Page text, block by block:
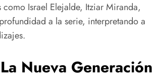
Israel Elejalde, Itziar Miranda,
a la serie, interpretando a
Nueva Generación